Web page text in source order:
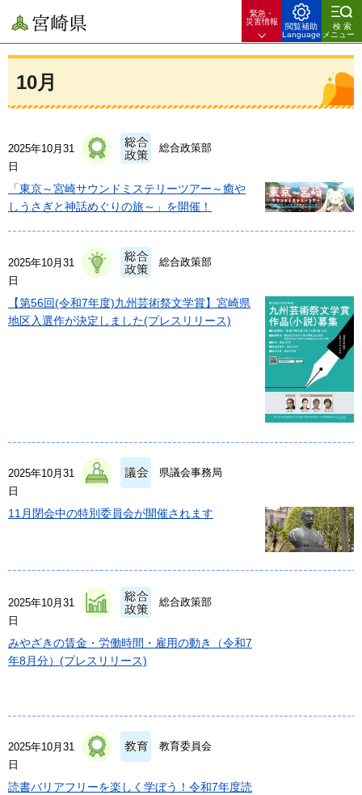
宮崎県
緊急・
災害情報
閲覧補助
Language
検索
メニュー
10月
2025年10月31
日
総合政策部
「東京～宮崎サウンドミステリーツアー～癒や
しうさぎと神話めぐりの旅～」を開催！
2025年10月31
日
総合政策部
【第56回(令和7年度)九州芸術祭文学賞】宮崎県
地区入選作が決定しました(プレスリリース)
2025年10月31
日
県議会事務局
11月閉会中の特別委員会が開催されます
2025年10月31
日
総合政策部
みやざきの賃金・労働時間・雇用の動き（令和7
年8月分）(プレスリリース)
2025年10月31
日
教育委員会
読書バリアフリーを楽しく学ぼう！令和7年度読